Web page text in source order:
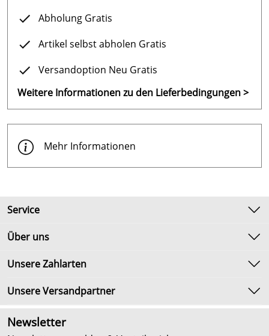
Abholung Gratis
Artikel selbst abholen Gratis
Versandoption Neu Gratis
Weitere Informationen zu den Lieferbedingungen >
Mehr Informationen
Service
Kontakt
Umtausch & Rückgabe
Lieferbedingungen
Über uns
Unsere Bestseller
Neu
Angebote
Unsere Zahlarten
Unsere Versandpartner
Newsletter